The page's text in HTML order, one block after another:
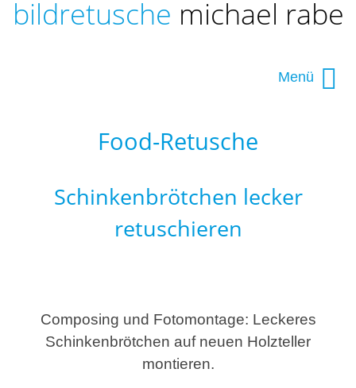
Navigation|
bildretusche michael rabe
Menü
Ihr Auftrag
|
|
Food-Retusche
Schinkenbrötchen lecker
retuschieren
Composing und Fotomontage: Leckeres
Schinkenbrötchen auf neuen Holzteller
montieren.